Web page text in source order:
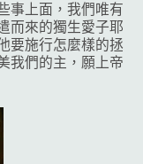
事上面，我們唯有
而來的獨生愛子耶
要施行怎麼樣的拯
我們的主，願上帝